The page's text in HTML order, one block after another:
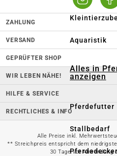
Aquaristik
Alles in
anzeigen
Pferdefutter
Stallbedarf
ZAHLUNG
VERSAND
GEPRÜFTER SHOP
WIR LEBEN NÄHE!
HILFE & SERVICE
RECHTLICHES & INFO
Alle Preise inkl.
** Streichpreis entspricht dem
30 Tage vor Anwendung